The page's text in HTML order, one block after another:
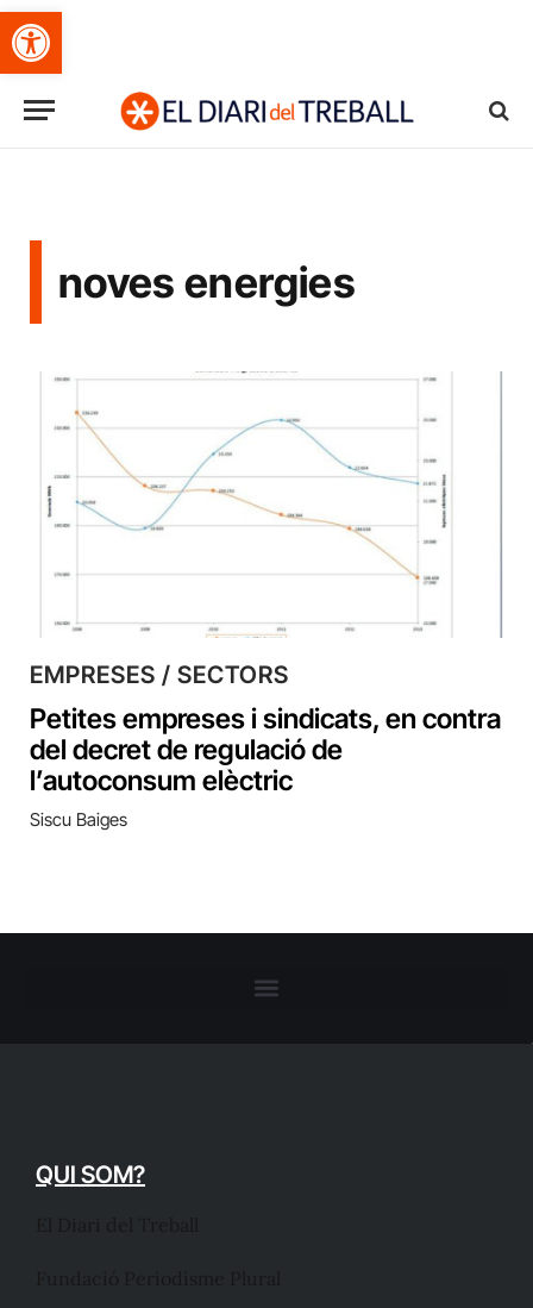
Obre la barra d'eines
noves energies
EMPRESES / SECTORS
Petites empreses i sindicats, en contra
del decret de regulació de
l’autoconsum elèctric
Siscu Baiges
QUI SOM?